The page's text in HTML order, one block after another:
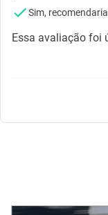
Sim,
Essa avaliação foi